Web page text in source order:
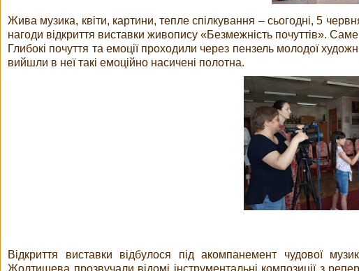
Жива музика, квіти, картини, тепле спілкування – сьогодні, 5
нагоди відкриття виставки живопису «Безмежність почуттів».
Глибокі почуття та емоції проходили через пензель молодої
вийшли в неї такі емоційно насичені полотна.
Відкриття виставки відбулося під акомпанемент чудової
Жолтишева прозвучали відомі інструментальні композиції з